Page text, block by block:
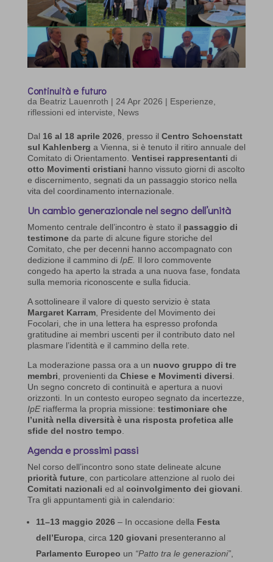
Continuità e futuro
da Beatriz Lauenroth | 24 Apr 2026 | Esperienze,
riflessioni ed interviste
News
Dal 16 al 18 aprile 2026, presso il Centro Schoenstatt
sul Kahlenberg a Vienna, si è tenuto il ritiro annuale del
Comitato di Orientamento. Ventisei rappresentanti di
otto Movimenti cristiani hanno vissuto giorni di ascolto
e discernimento, segnati da un passaggio storico nella
vita del coordinamento internazionale.
Un cambio generazionale nel segno dell’unità
Momento centrale dell’incontro è stato il passaggio di
testimoneda parte di alcune figure storiche del
Comitato, che per decenni hanno accompagnato con
dedizione il cammino di IpE. Il loro commovente
congedo ha aperto la strada a una nuova fase, fondata
sulla memoria riconoscente e sulla fiducia.
A sottolineare il valore di questo servizio è stata
Margaret Karram, Presidente del Movimento dei
Focolari, che in una lettera ha espresso profonda
gratitudine ai membri uscenti per il contributo dato nel
plasmare l’identità e il cammino della rete.
La moderazione passa ora a un nuovo gruppo di tre
membri , provenienti da Chiese e Movimenti diversi
Un segno concreto di continuità e apertura a nuovi
orizzonti. In un contesto europeo segnato da incertezze,
IpEriafferma la propria missione: testimoniare che
l’unità nella diversità è una risposta profetica alle
sfide del nostro tempo
Agenda e prossimi passi
Nel corso dell’incontro sono state delineate alcune
priorità future, con particolare attenzione al ruolo dei
Comitati nazionali ed al coinvolgimento dei giovani
Tra gli appuntamenti già in calendario:
11–13 maggio 2026– In occasione della Festa
dell’Europa, circa 120 giovani presenteranno al
Parlamento Europeo un “Patto tra le generazioni”,